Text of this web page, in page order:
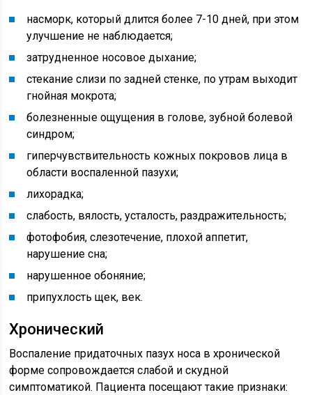
насморк, который длится более 7-10 дней, при этом
улучшение не наблюдается;
затрудненное носовое дыхание;
стекание слизи по задней стенке, по утрам выходит
гнойная мокрота;
болезненные ощущения в голове, зубной болевой
синдром;
гиперчувствительность кожных покровов лица в
области воспаленной пазухи;
лихорадка;
слабость, вялость, усталость, раздражительность;
фотофобия, слезотечение, плохой аппетит,
нарушение сна;
нарушенное обоняние;
припухлость щек, век.
Хронический
Воспаление придаточных пазух носа в хронической
форме сопровождается слабой и скудной
симптоматикой. Пациента посещают такие признаки: